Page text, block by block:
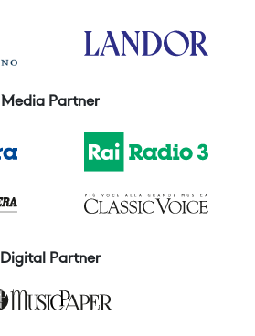
Media Partner
Digital Partner